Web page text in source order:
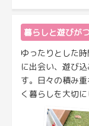
暮らしと遊びが
ゆったりとした
に出会い、遊び
す。日々の積み
く暮らしを大切に